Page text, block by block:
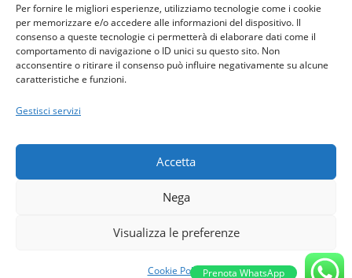
Per fornire le migliori esperienze, utilizziamo tecnologie come i cookie
per memorizzare e/o accedere alle informazioni del dispositivo. Il
consenso a queste tecnologie ci permetterà di elaborare dati come il
comportamento di navigazione o ID unici su questo sito. Non
acconsentire o ritirare il consenso può influire negativamente su alcune
caratteristiche e funzioni.
Gestisci servizi
Accetta
Nega
Visualizza le preferenze
Cookie Policy
CAMPANIA
FRIULI VENEZIA-GIULIA
LAZIO
LIGURIA
SARDEGNA
TOSCANA
TRENTINO ALTO-ADIGE
Prenota WhatsApp